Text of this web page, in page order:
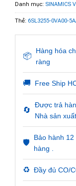
Danh mục: SINAMICS
Thẻ: 6SL3255-0VA00-
📦
Hàng hóa
ràng
🚚 Free Ship
🔄
Được trả
Nhà sản xuất
🛡️
Bảo hành
hàng .
♻️ Đầy đủ CO/